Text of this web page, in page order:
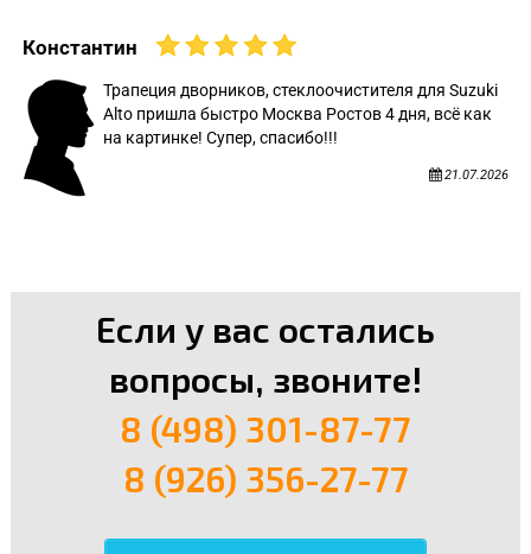
Константин
Трапеция дворников, стеклоочистителя для Suzuki
Alto пришла быстро Москва Ростов 4 дня, всё как
на картинке! Супер, спасибо!!!
21.07.2026
Если у вас остались
вопросы, звоните!
8 (498) 301-87-77
8 (926) 356-27-77